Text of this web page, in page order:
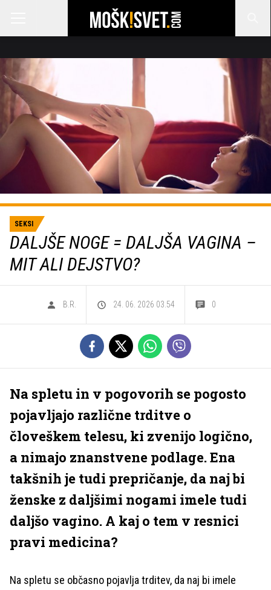
SEKSI
DALJŠE NOGE = DALJŠA VAGINA –
MIT ALI DEJSTVO?
B.R. 24. 06. 2026 03.54 0
Na spletu in v pogovorih se pogosto
pojavljajo različne trditve o
človeškem telesu, ki zvenijo logično,
a nimajo znanstvene podlage. Ena
takšnih je tudi prepričanje, da naj bi
ženske z daljšimi nogami imele tudi
daljšo vagino. A kaj o tem v resnici
pravi medicina?
Na spletu se občasno pojavlja trditev, da naj bi imele